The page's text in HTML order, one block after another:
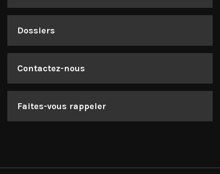
Dossiers
Contactez-nous
Faites-vous rappeler